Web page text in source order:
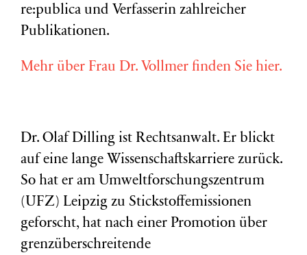
re:publica und Verfasserin zahlreicher
Publikationen.
Mehr über Frau Dr. Vollmer finden Sie hier.
Dr. Olaf Dilling ist Rechtsanwalt. Er blickt
auf eine lange Wissenschaftskarriere zurück.
So hat er am Umweltforschungszentrum
(UFZ) Leipzig zu Stickstoffemissionen
geforscht, hat nach einer Promotion über
grenzüberschreitende